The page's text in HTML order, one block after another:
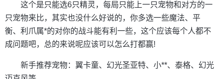
这个是只能选6只精灵，每局只能上一只宠物和对方的一
只宠物来比，其实也没什么好说的，你多选一些魔法、平
衡、利爪属*的对你的战斗能有利一些，这个应该每个人都不
成问题吧，总的来说呢应该可以怎么打都赢!
新手推荐宠物：翼卡童、幻光圣亚特、小**、泰格、幻光